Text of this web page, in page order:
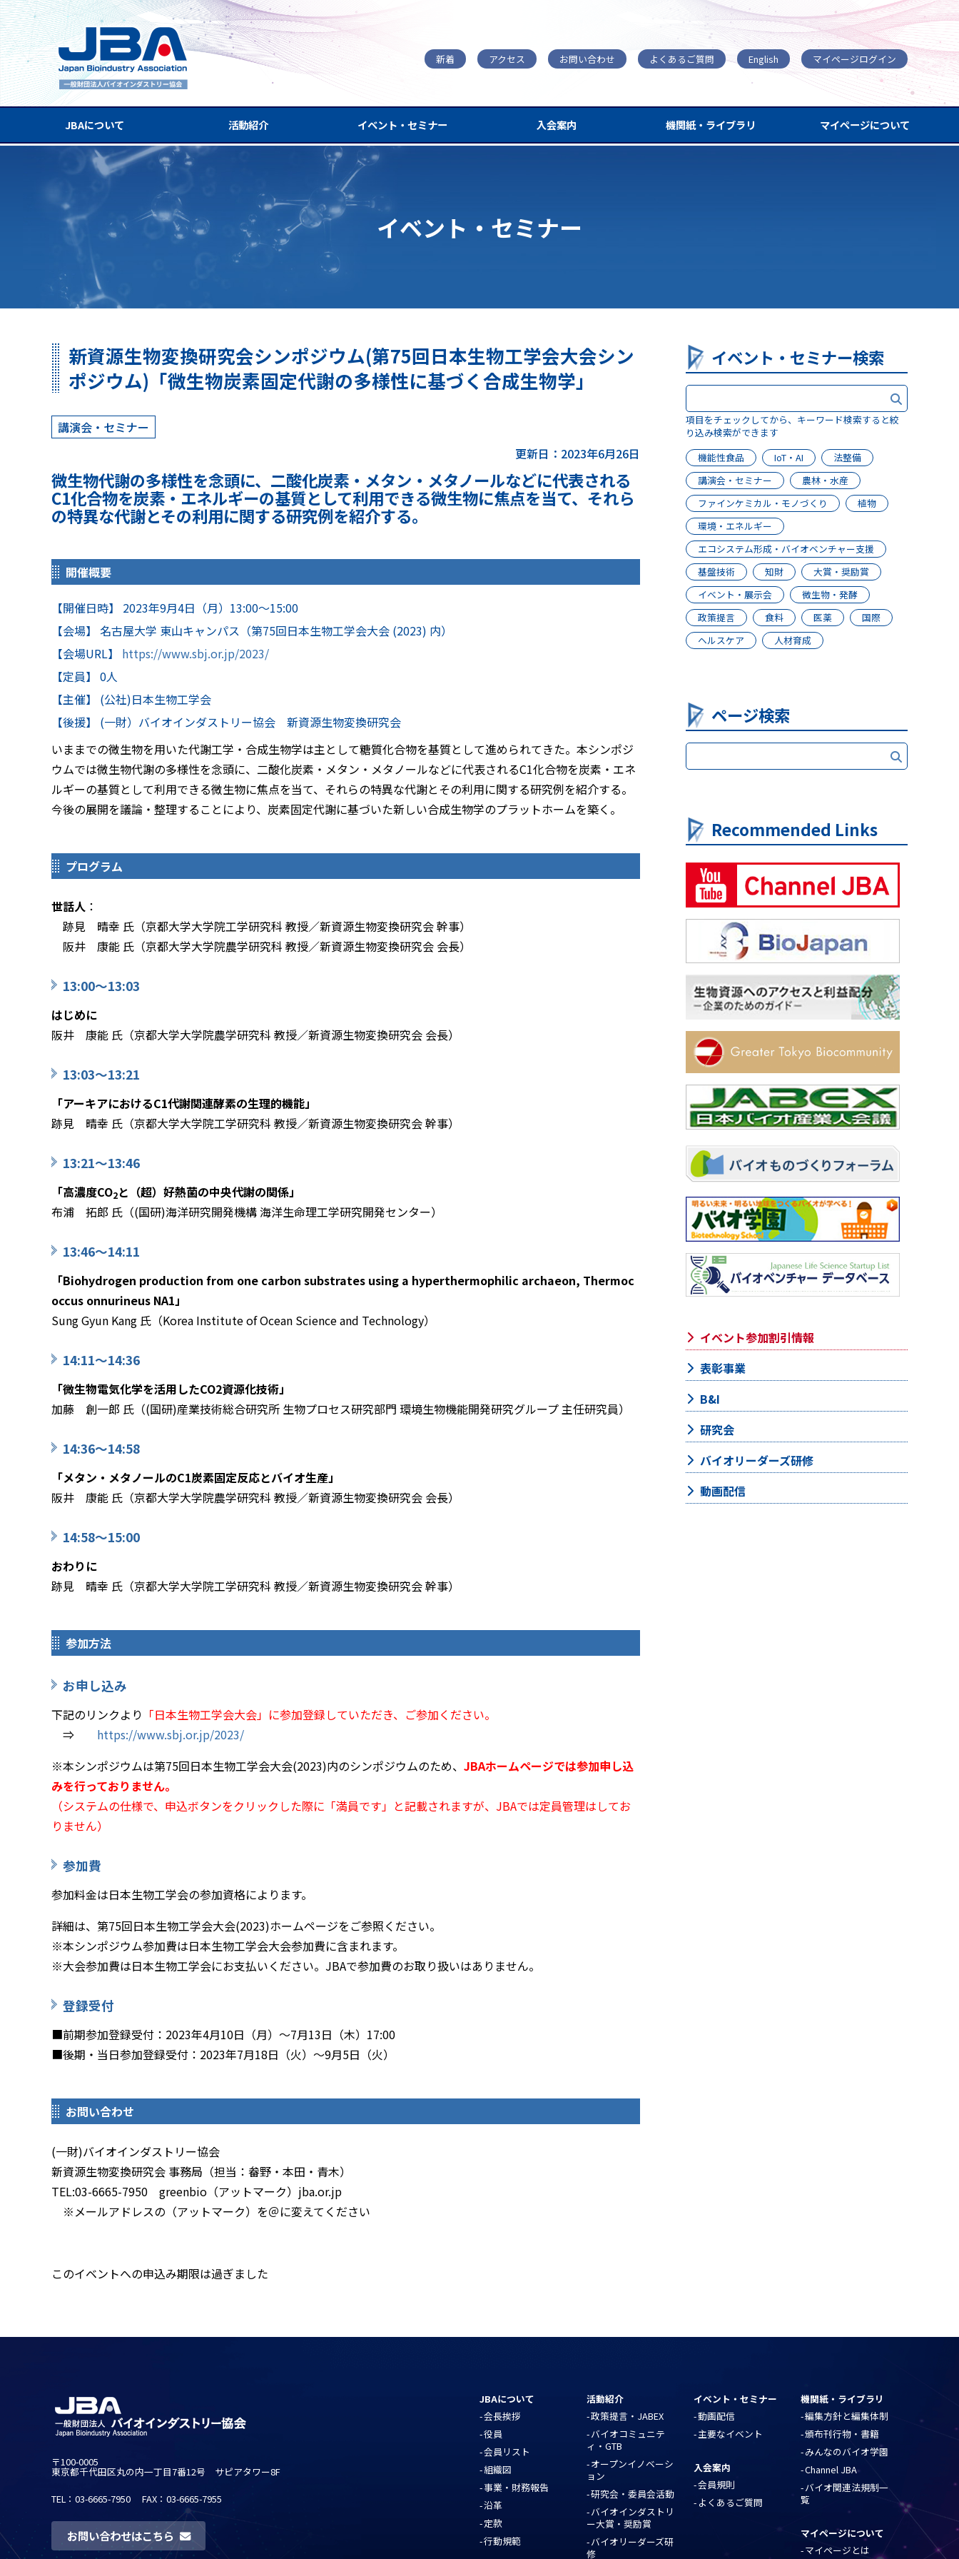
新着 アクセス お問い合わせ よくあるご質問 English マイページログイン
JBAについて 活動紹介 イベント・セミナー 入会案内 機関紙・ライブラリ マイページについて
イベント・セミナー
新資源生物変換研究会シンポジウム(第75回日本生物工学会大会シン
ポジウム)「微生物炭素固定代謝の多様性に基づく合成生物学」
講演会・セミナー
更新日：2023年6月26日
微生物代謝の多様性を念頭に、二酸化炭素・メタン・メタノールなどに代表される
C1化合物を炭素・エネルギーの基質として利用できる微生物に焦点を当て、それら
の特異な代謝とその利用に関する研究例を紹介する。
開催概要
【開催日時】 2023年9月4日（月）13:00～15:00
【会場】 名古屋大学 東山キャンパス（第75回日本生物工学会大会 (2023) 内）
【会場URL】 https://www.sbj.or.jp/2023/
【定員】 0人
【主催】 (公社)日本生物工学会
【後援】 (一財）バイオインダストリー協会 新資源生物変換研究会
いままでの微生物を用いた代謝工学・合成生物学は主として糖質化合物を基質として進められてきた。本シンポジ
ウムでは微生物代謝の多様性を念頭に、二酸化炭素・メタン・メタノールなどに代表されるC1化合物を炭素・エネ
ルギーの基質として利用できる微生物に焦点を当て、それらの特異な代謝とその利用に関する研究例を紹介する。
今後の展開を議論・整理することにより、炭素固定代謝に基づいた新しい合成生物学のプラットホームを築く。
プログラム
世話人 ：
跡見 晴幸 氏（京都大学大学院工学研究科 教授／新資源生物変換研究会 幹事）
阪井 康能 氏（京都大学大学院農学研究科 教授／新資源生物変換研究会 会長）
13:00～13:03
はじめに
阪井 康能 氏（京都大学大学院農学研究科 教授／新資源生物変換研究会 会長）
13:03～13:21
「アーキアにおけるC1代謝関連酵素の生理的機能」
跡見 晴幸 氏（京都大学大学院工学研究科 教授／新資源生物変換研究会 幹事）
13:21～13:46
「高濃度CO2と（超）好熱菌の中央代謝の関係」
布浦 拓郎 氏（(国研)海洋研究開発機構 海洋生命理工学研究開発センター）
13:46～14:11
「Biohydrogen production from one carbon substrates using a hyperthermophilic archaeon, Thermoc
occus onnurineus NA1」
Sung Gyun Kang 氏（Korea Institute of Ocean Science and Technology）
14:11～14:36
「微生物電気化学を活用したCO2資源化技術」
加藤 創一郎 氏（(国研)産業技術総合研究所 生物プロセス研究部門 環境生物機能開発研究グループ 主任研究員）
14:36～14:58
「メタン・メタノールのC1炭素固定反応とバイオ生産」
阪井 康能 氏（京都大学大学院農学研究科 教授／新資源生物変換研究会 会長）
14:58～15:00
おわりに
跡見 晴幸 氏（京都大学大学院工学研究科 教授／新資源生物変換研究会 幹事）
参加方法
お申し込み
下記のリンクより 「日本生物工学会大会」に参加登録していただき、ご参加ください。
⇒ https://www.sbj.or.jp/2023/
※本シンポジウムは第75回日本生物工学会大会(2023)内のシンポジウムのため、 JBAホームページでは参加申し込
みを行っておりません。
（システムの仕様で、申込ボタンをクリックした際に「満員です」と記載されますが、JBAでは定員管理はしてお
りません）
参加費
参加料金は日本生物工学会の参加資格によります。
詳細は、第75回日本生物工学会大会(2023)ホームページをご参照ください。
※本シンポジウム参加費は日本生物工学会大会参加費に含まれます。
※大会参加費は日本生物工学会にお支払いください。JBAで参加費のお取り扱いはありません。
登録受付
■前期参加登録受付：2023年4月10日（月）～7月13日（木）17:00
■後期・当日参加登録受付：2023年7月18日（火）～9月5日（火）
お問い合わせ
(一財)バイオインダストリー協会
新資源生物変換研究会 事務局（担当：畚野・本田・青木）
TEL:03-6665-7950 greenbio（アットマーク）jba.or.jp
※メールアドレスの（アットマーク）を＠に変えてください
このイベントへの申込み期限は過ぎました
イベント・セミナー検索
項目をチェックしてから、キーワード検索すると絞
り込み検索ができます
機能性食品
IoT・AI
法整備
講演会・セミナー
農林・水産
ファインケミカル・モノづくり
植物
環境・エネルギー
エコシステム形成・バイオベンチャー支援
基盤技術
知財
大賞・奨励賞
イベント・展示会
微生物・発酵
政策提言
食料 医薬
国際
ヘルスケア
人材育成
ページ検索
Recommended Links
イベント参加割引情報
表彰事業
B&I
研究会
バイオリーダーズ研修
動画配信
〒100-0005
東京都千代田区丸の内一丁目7番12号 サピアタワー8F
TEL：03-6665-7950
FAX：03-6665-7955
お問い合わせはこちら
JBAについて
会長挨拶
役員
会員リスト
組織図
事業・財務報告
沿革
定款
行動規範
活動紹介
政策提言・JABEX
バイオコミュニテ
ィ・GTB
オープンイノベーシ
ョン
研究会・委員会活動
バイオインダストリ
ー大賞・奨励賞
バイオリーダーズ研
修
イベント・セミナー
動画配信
主要なイベント
入会案内
会員規則
よくあるご質問
機関紙・ライブラリ
編集方針と編集体制
頒布刊行物・書籍
みんなのバイオ学園
Channel JBA
バイオ関連法規制一
覧
マイページについて
マイページとは